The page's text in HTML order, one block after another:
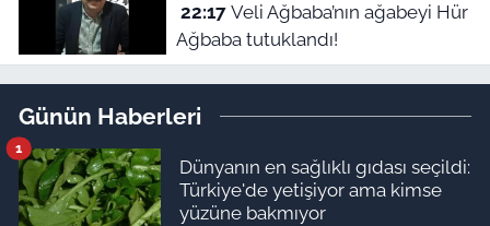
22:17Veli Ağbaba’nın ağabeyi Hür
Ağbaba tutuklandı!
Günün Haberleri
Dünyanın en sağlıklı gıdası seçildi:
Türkiye'de yetişiyor ama kimse
yüzüne bakmıyor
1